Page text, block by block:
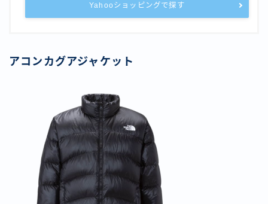
Yahooショッピングで探す
アコンカグアジャケット